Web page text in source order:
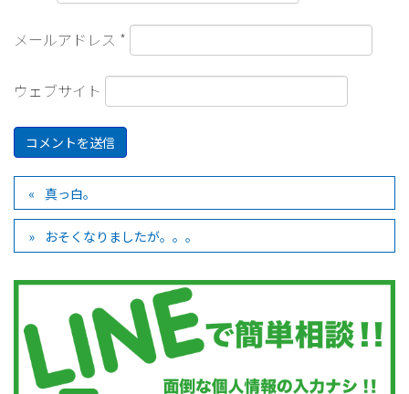
メールアドレス *
ウェブサイト
真っ白。
おそくなりましたが。。。